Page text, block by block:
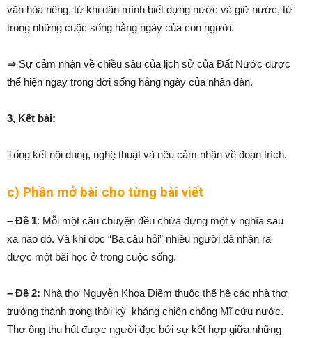
văn hóa riêng, từ khi dân mình biết dựng nước và giữ nước, từ
trong những cuộc sống hằng ngày của con người.
⇒ Sự cảm nhận về chiều sâu của lịch sử của Đất Nước được
thể hiện ngay trong đời sống hằng ngày của nhân dân.
3, Kết bài:
Tổng kết nội dung, nghệ thuật và nêu cảm nhận về đoạn trích.
c) Phần mở bài cho từng bài viết
– Đề 1: Mỗi một câu chuyện đều chứa đựng một ý nghĩa sâu
xa nào đó. Và khi đọc “Ba câu hỏi” nhiều người đã nhận ra
được một bài học ở trong cuộc sống.
– Đề 2: Nhà thơ Nguyễn Khoa Điềm thuộc thế hệ các nhà thơ
trưởng thành trong thời kỳ kháng chiến chống Mĩ cứu nước.
Thơ ông thu hút được người đọc bởi sự kết hợp giữa những